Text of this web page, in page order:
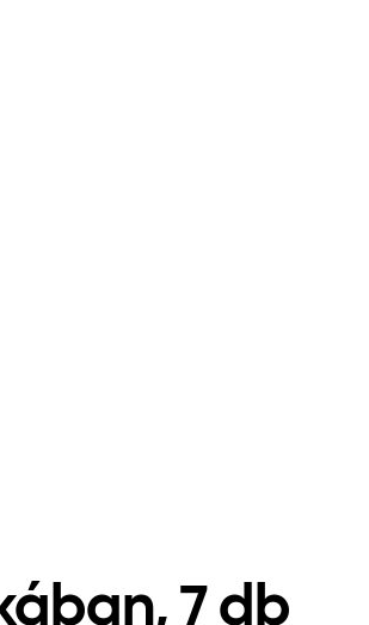
7 db